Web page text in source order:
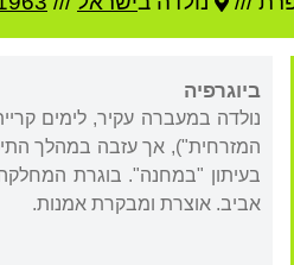
ביוגרפיה
נולדה במעברה עקיר, לימים
בעיתון "במחנה". בוגרת
אביב. אוצרת ומבקרת אמנות.